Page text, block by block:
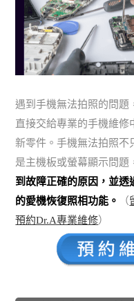
遇到手機無法拍照的問題
直接交給專業的手機維修
新零件。手機無法拍照不
是主機板或螢幕顯示問題
到故障正確的原因，並透
的愛機恢復照相功能。
（
預約Dr.A專業維修）